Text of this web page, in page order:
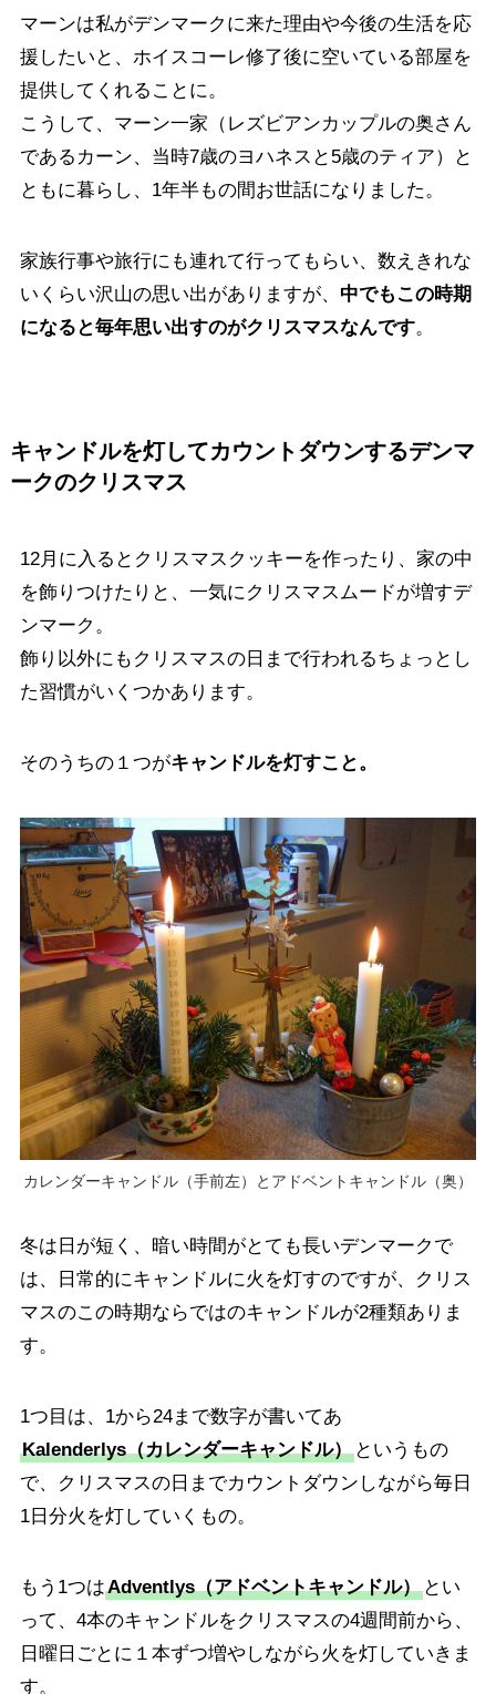
マーンは私がデンマークに来た理由や今後の生活を応
援したいと、ホイスコーレ修了後に空いている部屋を
提供してくれることに。
こうして、マーン一家（レズビアンカップルの奥さん
であるカーン、当時7歳のヨハネスと5歳のティア）と
ともに暮らし、1年半もの間お世話になりました。
家族行事や旅行にも連れて行ってもらい、数えきれな
いくらい沢山の思い出がありますが、 中でもこの時期
になると毎年思い出すのがクリスマスなんです。
キャンドルを灯してカウントダウンするデンマ
ークのクリスマス
12月に入るとクリスマスクッキーを作ったり、家の中
を飾りつけたりと、一気にクリスマスムードが増すデ
ンマーク。
飾り以外にもクリスマスの日まで行われるちょっとし
た習慣がいくつかあります。
そのうちの１つがキャンドルを灯すこと。
カレンダーキャンドル（手前左）とアドベントキャンドル（奥）
冬は日が短く、暗い時間がとても長いデンマークで
は、日常的にキャンドルに火を灯すのですが、クリス
マスのこの時期ならではのキャンドルが2種類ありま
す。
1つ目は、1から24まで数字が書いてあ
Kalenderlys（カレンダーキャンドル）というもの
で、クリスマスの日までカウントダウンしながら毎日
1日分火を灯していくもの。
もう1つはAdventlys（アドベントキャンドル）とい
って、4本のキャンドルをクリスマスの4週間前から、
日曜日ごとに１本ずつ増やしながら火を灯していきま
す。